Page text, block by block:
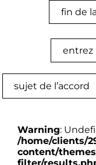
Warning:
/home/clients/
content/